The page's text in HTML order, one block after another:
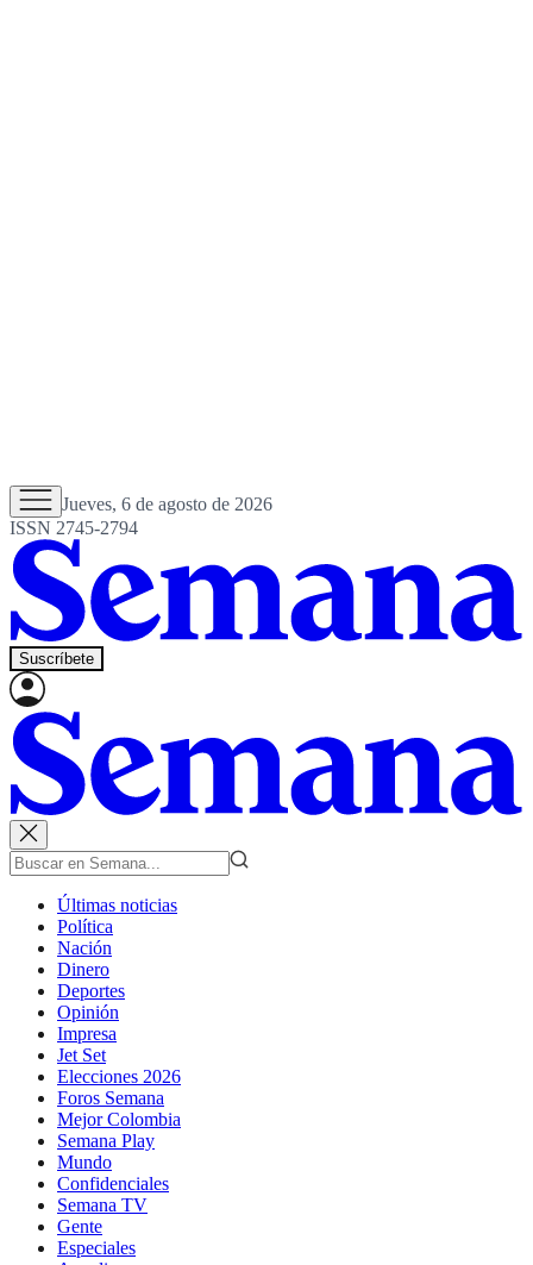
Jueves, 6 de agosto de 2026
ISSN 2745-2794
Suscríbete
Últimas noticias
Política
Nación
Dinero
Deportes
Opinión
Impresa
Jet Set
Elecciones 2026
Foros Semana
Mejor Colombia
Semana Play
Mundo
Confidenciales
Semana TV
Gente
Especiales